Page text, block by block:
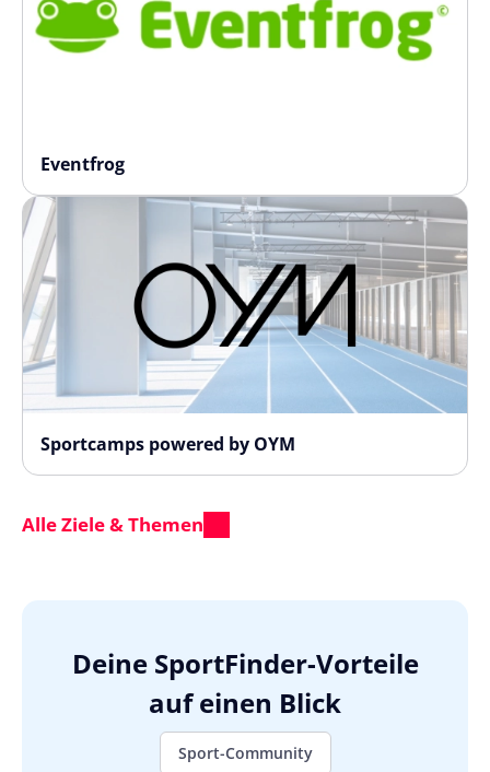
Eventfrog
Sportcamps powered by OYM
Alle Ziele & Themen
Deine SportFinder-Vorteile
auf einen Blick
Sport-Community